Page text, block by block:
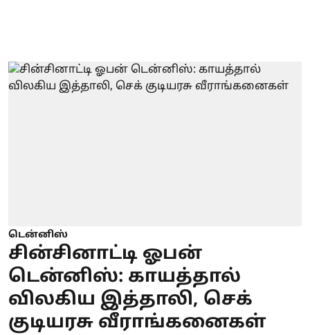
டென்னிஸ்
சின்சினாட்டி ஓபன்
டென்னிஸ்: காயத்தால்
விலகிய இத்தாலி, செக்
குடியரசு வீராங்கனைகள்